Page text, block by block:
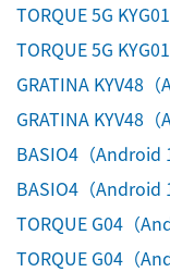
TORQUE 5G
TORQUE 5G
GRATINA KYV48
GRATINA KYV48
BASIO4（Android
BASIO4（Android
TORQUE G04（
TORQUE G04（